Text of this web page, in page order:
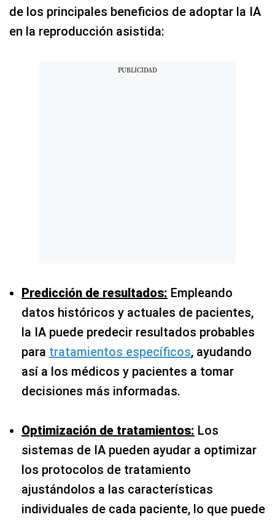
de los principales beneficios de adoptar la IA
en la reproducción asistida:
Predicción de resultados: Empleando
datos históricos y actuales de pacientes,
la IA puede predecir resultados probables
para tratamientos específicos, ayudando
así a los médicos y pacientes a tomar
decisiones más informadas.
Optimización de tratamientos: Los
sistemas de IA pueden ayudar a optimizar
los protocolos de tratamiento
ajustándolos a las características
individuales de cada paciente, lo que puede